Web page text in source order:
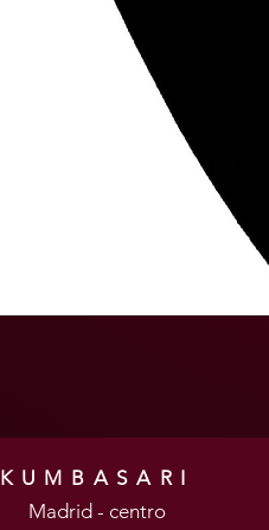
KUMBASARI
Madrid - centro